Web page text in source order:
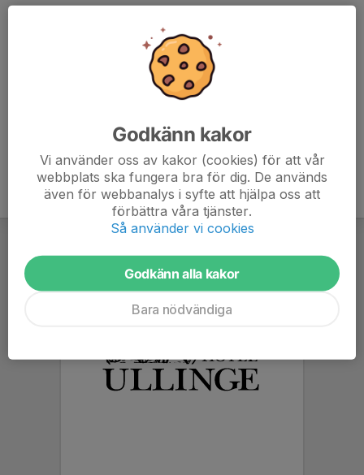
Godkänn kakor
Vi använder oss av kakor (cookies) för att vår
webbplats ska fungera bra för dig. De används
även för webbanalys i syfte att hjälpa oss att
förbättra våra tjänster.
Så använder vi cookies
Godkänn alla kakor
Bara nödvändiga